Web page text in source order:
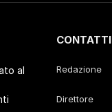
al
CONTATTI
Redazione
Direttore